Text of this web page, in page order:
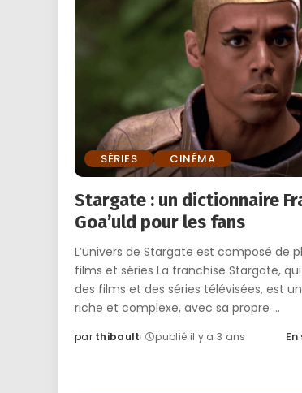
SÉRIES CINÉMA
Stargate : un dictionnaire
Goa’uld pour les fans
L’univers de Stargate est composé de
films et séries La franchise Stargate,
des films et des séries télévisées, est
riche et complexe, avec sa propre ...
Posted
par thibault publié il y a 3 ans